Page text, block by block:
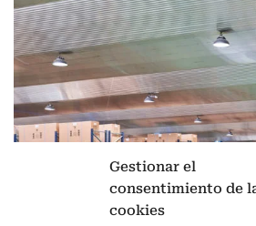
Gestionar el
consentimiento de
cookies
Aviso legal|Política de